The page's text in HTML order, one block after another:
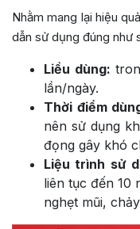
Nhằm mang lại hiệu
dẫn sử dụng đúng như
Liều dùng:
lần/ngày.
Thời điểm
nên sử dụng
đọng gây khó
Liệu trình sử
liên tục đến 10
nghẹt mũi,